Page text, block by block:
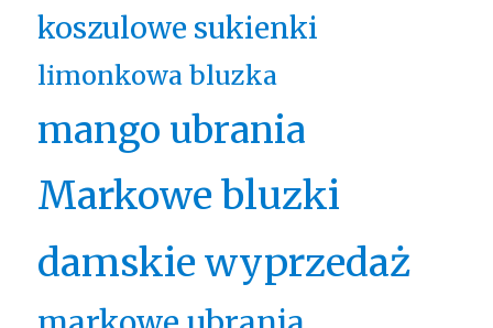
koszulowe sukienki
limonkowa bluzka
mango ubrania
Markowe bluzki
damskie wyprzedaż